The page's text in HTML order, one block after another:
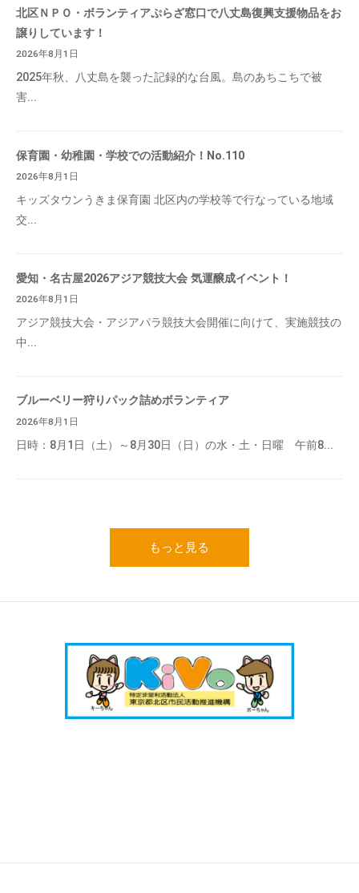
北区ＮＰＯ・ボランティアぷらざ窓口で八丈島復興支援物品をお
譲りしています！
2026年8月1日
2025年秋、八丈島を襲った記録的な台風。島のあちこちで被
害...
保育園・幼稚園・学校での活動紹介！No.110
2026年8月1日
キッズタウンうきま保育園 北区内の学校等で行なっている地域
交...
愛知・名古屋2026アジア競技大会 気運醸成イベント！
2026年8月1日
アジア競技大会・アジアパラ競技大会開催に向けて、実施競技の
中...
ブルーベリー狩りパック詰めボランティア
2026年8月1日
日時：8月1日（土）～8月30日（日）の水・土・日曜 午前8...
もっと見る